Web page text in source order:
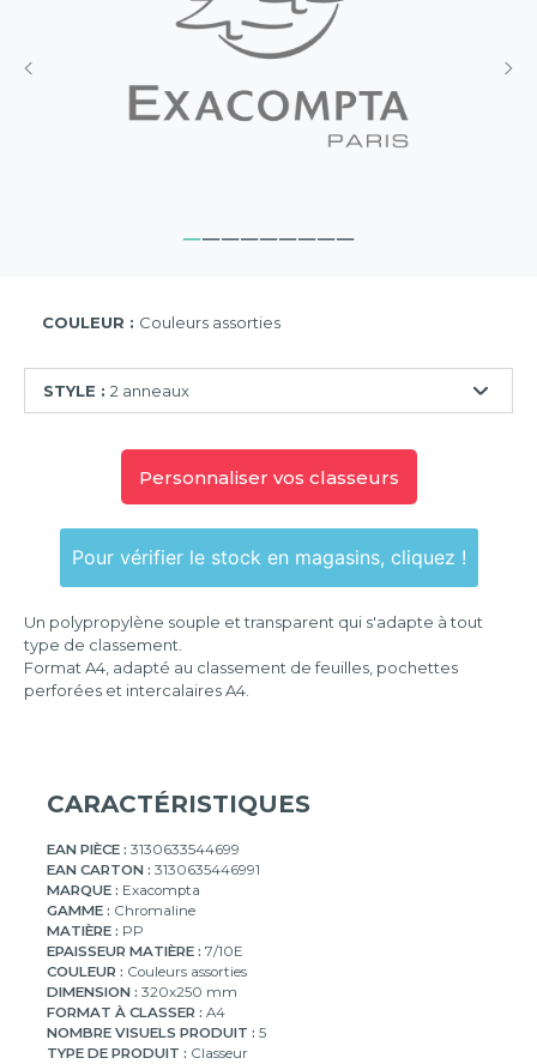
COULEUR : Couleurs assorties
STYLE : 2 anneaux
anneaux
Personnaliser vos classeurs
Pour vérifier le stock en magasins, cliquez !
Un polypropylène souple et transparent qui s'adapte à tout
type de classement.
Format A4, adapté au classement de feuilles, pochettes
perforées et intercalaires A4.
CARACTÉRISTIQUES
EAN PIÈCE : 3130633544699
EAN CARTON : 3130635446991
MARQUE : Exacompta
GAMME : Chromaline
MATIÈRE : PP
EPAISSEUR MATIÈRE : 7/10E
COULEUR : Couleurs assorties
DIMENSION : 320x250 mm
FORMAT À CLASSER : A4
NOMBRE VISUELS PRODUIT : 5
TYPE DE PRODUIT : Classeur